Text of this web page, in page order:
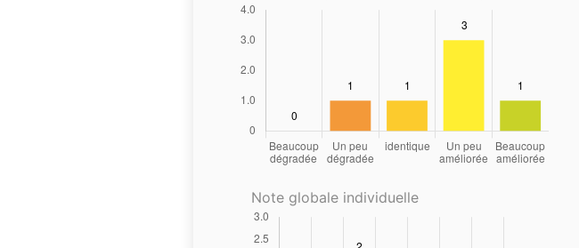
Note globale individuelle